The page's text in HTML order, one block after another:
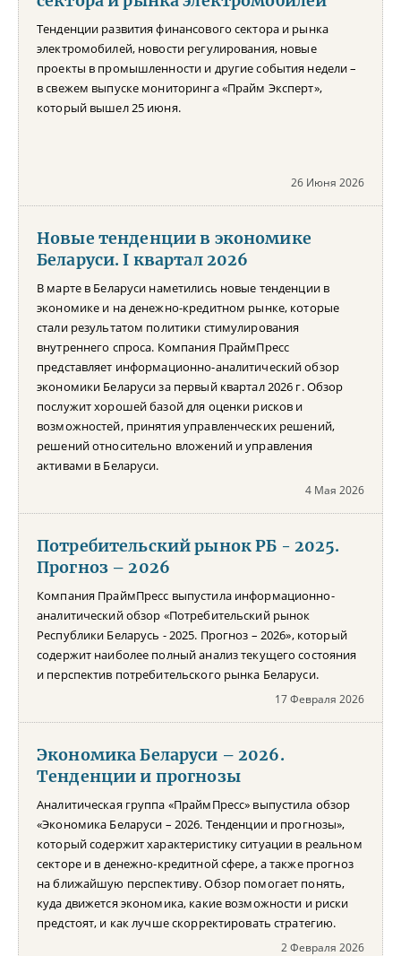
Тенденции развития финансового сектора и рынка
электромобилей, новости регулирования, новые
проекты в промышленности и другие события недели –
в свежем выпуске мониторинга «Прайм Эксперт»,
который вышел 25 июня.
26 Июня 2026
Новые тенденции в экономике
Беларуси. I квартал 2026
В марте в Беларуси наметились новые тенденции в
экономике и на денежно-кредитном рынке, которые
стали результатом политики стимулирования
внутреннего спроса. Компания ПраймПресс
представляет информационно-аналитический обзор
экономики Беларуси за первый квартал 2026 г. Обзор
послужит хорошей базой для оценки рисков и
возможностей, принятия управленческих решений,
решений относительно вложений и управления
активами в Беларуси.
4 Мая 2026
Потребительский рынок РБ - 2025.
Прогноз – 2026
Компания ПраймПресс выпустила информационно-
аналитический обзор «Потребительский рынок
Республики Беларусь - 2025. Прогноз – 2026», который
содержит наиболее полный анализ текущего состояния
и перспектив потребительского рынка Беларуси.
17 Февраля 2026
Экономика Беларуси – 2026.
Тенденции и прогнозы
Аналитическая группа «ПраймПресс» выпустила обзор
«Экономика Беларуси – 2026. Тенденции и прогнозы»,
который содержит характеристику ситуации в реальном
секторе и в денежно-кредитной сфере, а также прогноз
на ближайшую перспективу. Обзор помогает понять,
куда движется экономика, какие возможности и риски
предстоят, и как лучше скорректировать стратегию.
2 Февраля 2026